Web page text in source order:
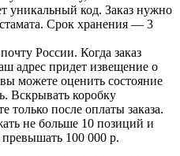
уникальный код. Заказ нужно
Срок хранения — 3
России. Когда заказ
адрес придет извещение о
можете оценить состояние
Вскрывать коробку
только после оплаты заказа.
не больше 10 позиций и
100 000 р.